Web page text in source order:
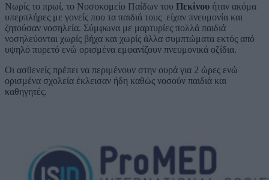
Νωρίς το πρωί, το Νοσοκομείο Παίδων του Πεκίνου ήταν ακόμα
υπερπλήρες με γονείς που τα παιδιά τους είχαν πνευμονία και
ζητούσαν νοσηλεία. Σύμφωνα με μαρτυρίες πολλά παιδιά
νοσηλεύονται χωρίς βήχα και χωρίς άλλα συμπτώματα εκτός από
υψηλό πυρετό ενώ ορισμένα εμφανίζουν πνευμονικά οζίδια.
Οι ασθενείς πρέπει να περιμένουν στην ουρά για 2 ώρες ενώ
ορισμένα σχολεία έκλεισαν ήδη καθώς νοσούν παιδιά και
καθηγητές.